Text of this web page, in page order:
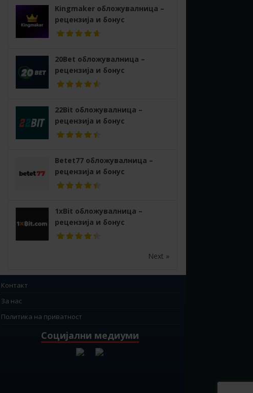
Kingmaker обложувалница –
рецензија и бонус
20Bet обложувалница –
рецензија и бонус
22Bit обложувалница –
рецензија и бонус
Betet77 обложувалница –
рецензија и бонус
1xBit обложувалница –
рецензија и бонус
Next »
Контакт
За нас
Политика на приватност
Социјални медиуми